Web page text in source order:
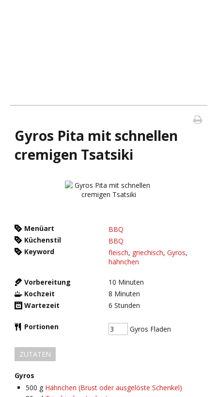
Gyros Pita mit schnellen
cremigen Tsatsiki
Menüart
BBQ
Küchenstil
BBQ
Keyword
fleisch, griechisch, Gyros,
hähnchen
Vorbereitung 10 Minuten
Kochzeit
8 Minuten
Wartezeit
6 Stunden
Portionen Gyros Fladen
ZUTATEN
Gyros
500 g Hähnchen (Brust oder ausgelöste Schenkel)